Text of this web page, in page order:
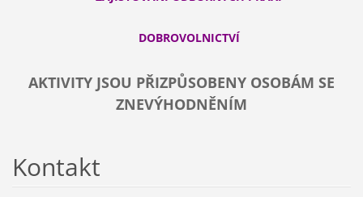
DOBROVOLNICTVÍ
AKTIVITY JSOU PŘIZPŮSOBENY OSOBÁM SE
ZNEVÝHODNĚNÍM
Kontakt